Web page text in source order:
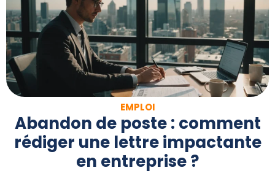
EMPLOI
Abandon de poste : comment
rédiger une lettre impactante
en entreprise ?